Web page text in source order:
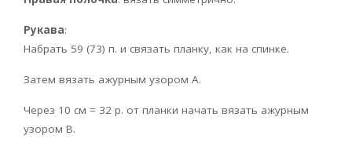
Рукава:
Набрать 59 (73) п. и связать планку, как на спинке.
Затем вязать ажурным узором А.
Через 10 см = 32 р. от планки начать вязать ажурным
узором В.